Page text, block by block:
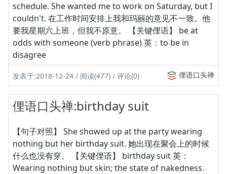
schedule. She wanted me to work on Saturday, but I
couldn't. 在工作时间安排上我和玛丽的意见不一致。他
要我星期六上班，但我不原意。 【关键俚语】 be at
odds with someone (verb phrase) 英：to be in
disagree
发表于:2018-12-24 / 阅读(477) / 评论(0) 俚语口头禅
俚语口头禅:birthday suit
【句子对照】 She showed up at the party wearing
nothing but her birthday suit. 她出现在聚会上的时候
什么也没有穿。 【关键俚语】 birthday suit 英：
Wearing nothing but skin; the state of nakedness.